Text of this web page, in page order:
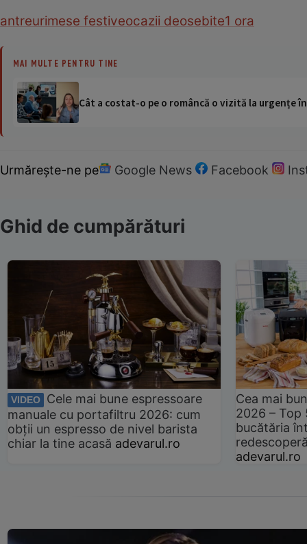
antreurimese festiveocazii deosebite1 ora
MAI MULTE PENTRU TINE
Cât a costat-o pe o româncă o vizită la urgențe
Urmărește-ne pe Google News Facebook
Ghid de cumpărături
VIDEO
Cele mai bune espressoare
manuale cu portafiltru 2026: cum
obții un espresso de nivel barista
chiar la tine acasă adevarul.ro
Cea mai
2026 –
bucătăria
adevarul.ro